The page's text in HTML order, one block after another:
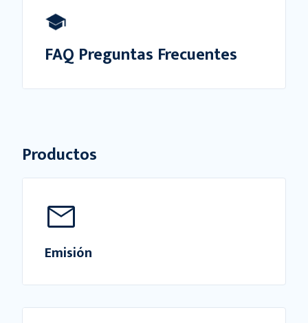
FAQ Preguntas Frecuentes
Productos
Emisión